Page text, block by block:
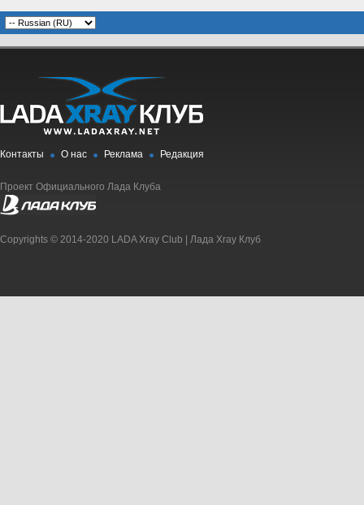
Контакты О нас Реклама Редакция
Проект Официального Лада Клуба
Copyrights © 2014-2020 LADA Xray Club | Лада Xray Клуб